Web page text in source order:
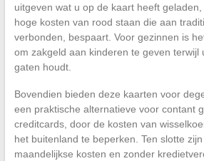
uitgeven wat u op de kaart heeft
hoge kosten van rood staan die aan
verbonden, bespaart. Voor gezinnen is
om zakgeld aan kinderen te geven terwijl
gaten houdt.
Bovendien bieden deze kaarten voor
een praktische alternatieve voor contant
creditcards, door de kosten van
het buitenland te beperken. Ten slotte
maandelijkse kosten en zonder